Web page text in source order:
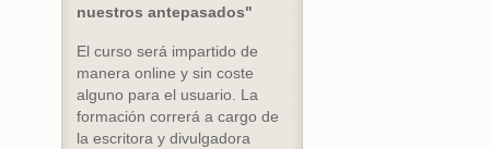
nuestros antepasados"
El curso será impartido de
manera online y sin coste
alguno para el usuario. La
formación correrá a cargo de
la escritora y divulgadora